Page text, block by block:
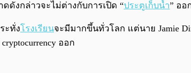
ดังกล่าวจะไม่ต่างกับการเปิด “ประตูเก็บน้ำ” ออ
ะทั่งโรงเรียนจะมีมากขึ้นทั่วโลก แต่นาย Jamie
ออก